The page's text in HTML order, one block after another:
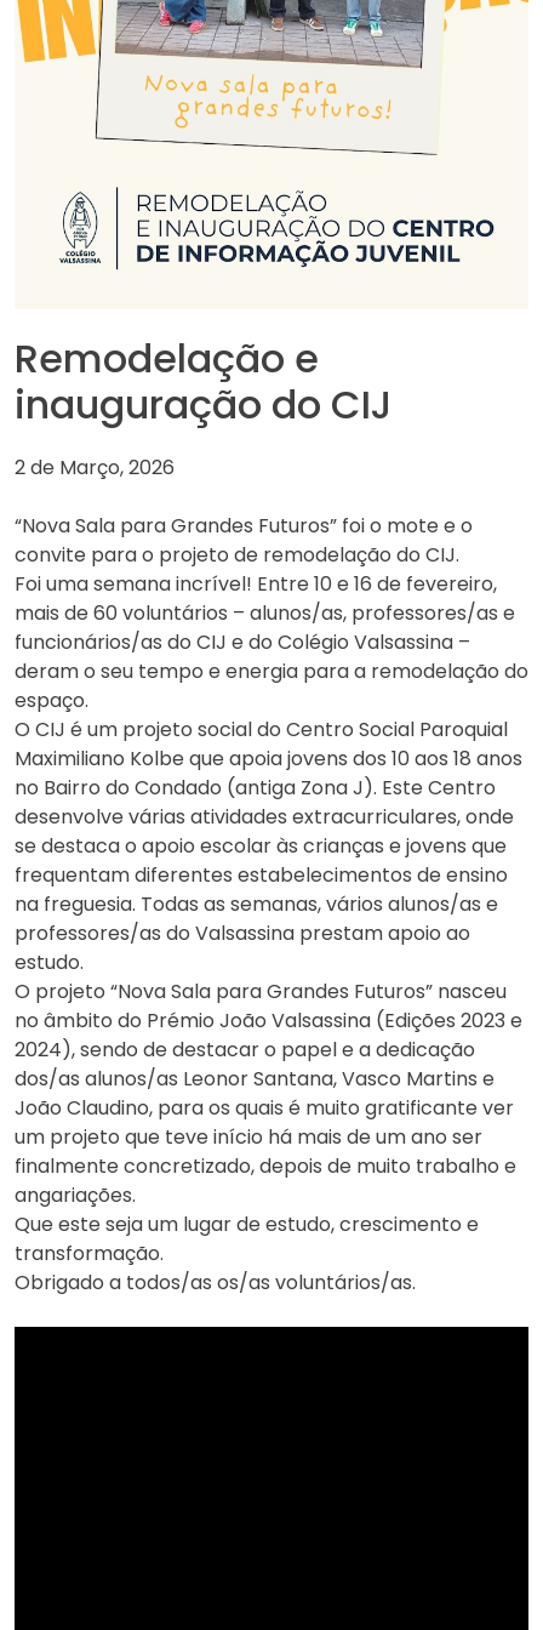
Remodelação e
inauguração do CIJ
2 de Março, 2026
“Nova Sala para Grandes Futuros” foi o mote e o
convite para o projeto de remodelação do CIJ.
Foi uma semana incrível! Entre 10 e 16 de fevereiro,
mais de 60 voluntários – alunos/as, professores/as e
funcionários/as do CIJ e do Colégio Valsassina –
deram o seu tempo e energia para a remodelação do
espaço.
O CIJ é um projeto social do Centro Social Paroquial
Maximiliano Kolbe que apoia jovens dos 10 aos 18 anos
no Bairro do Condado (antiga Zona J). Este Centro
desenvolve várias atividades extracurriculares, onde
se destaca o apoio escolar às crianças e jovens que
frequentam diferentes estabelecimentos de ensino
na freguesia. Todas as semanas, vários alunos/as e
professores/as do Valsassina prestam apoio ao
estudo.
O projeto “Nova Sala para Grandes Futuros” nasceu
no âmbito do Prémio João Valsassina (Edições 2023 e
2024), sendo de destacar o papel e a dedicação
dos/as alunos/as Leonor Santana, Vasco Martins e
João Claudino, para os quais é muito gratificante ver
um projeto que teve início há mais de um ano ser
finalmente concretizado, depois de muito trabalho e
angariações.
Que este seja um lugar de estudo, crescimento e
transformação.
Obrigado a todos/as os/as voluntários/as.